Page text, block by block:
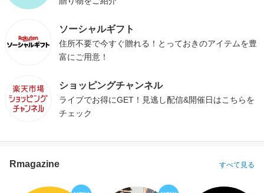
ソーシャルギフト
住所不要で今すぐ贈れる！とっておきのアイテムを豊
富にご用意！
ショッピングチャンネル
ライブでお得にGET！見逃し配信&開催日はこちらを
チェック
Rmagazine すべて見る